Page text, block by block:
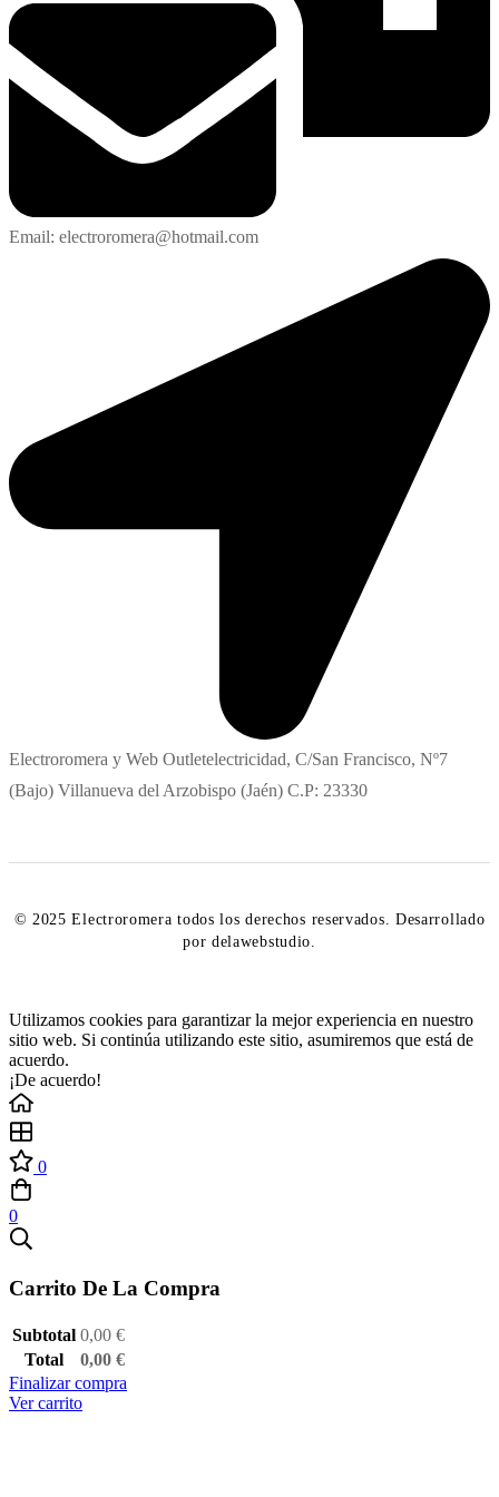
Email: electroromera@hotmail.com
Electroromera y Web Outletelectricidad, C/San Francisco, Nº7
(Bajo) Villanueva del Arzobispo (Jaén) C.P: 23330
© 2025 Electroromera todos los derechos reservados. Desarrollado
por delawebstudio.
Utilizamos cookies para garantizar la mejor experiencia en nuestro
sitio web. Si continúa utilizando este sitio, asumiremos que está de
acuerdo.
¡De acuerdo!
0
0
Carrito De La Compra
Subtotal 0,00 €
Total
0,00 €
Finalizar compra
Ver carrito